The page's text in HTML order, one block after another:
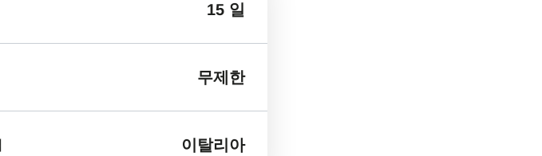
15 일
무제한
이탈리아